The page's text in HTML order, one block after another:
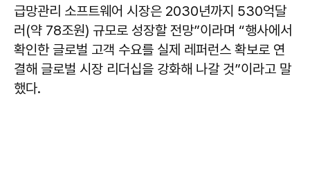
급망관리 소프트웨어 시장은 2030년까지 530억달
러(약 78조원) 규모로 성장할 전망”이라며 “행사에서
확인한 글로벌 고객 수요를 실제 레퍼런스 확보로 연
결해 글로벌 시장 리더십을 강화해 나갈 것”이라고 말
했다.